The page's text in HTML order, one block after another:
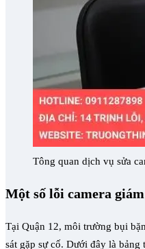
Tông quan dịch vụ sửa
Một số lỗi camera
Tại Quận 12, môi trường bụi
sát gặp sự cố. Dưới đây là